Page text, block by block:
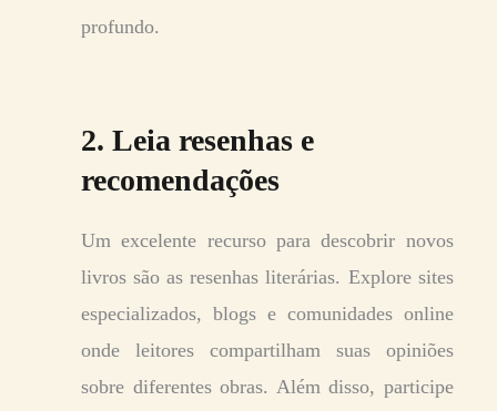
profundo.
2. Leia resenhas e
recomendações
Um excelente recurso para descobrir novos
livros são as resenhas literárias. Explore sites
especializados, blogs e comunidades online
onde leitores compartilham suas opiniões
sobre diferentes obras. Além disso, participe